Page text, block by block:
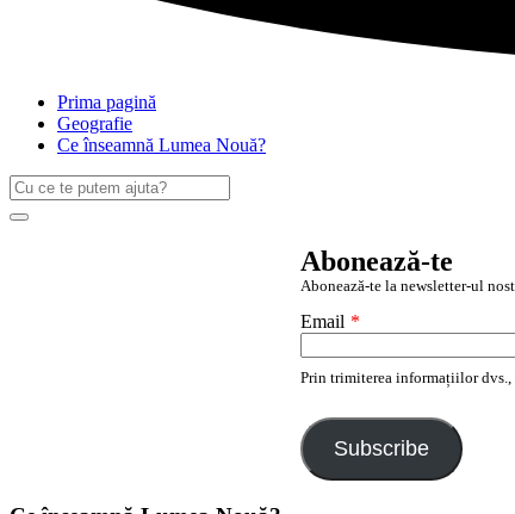
Prima pagină
Geografie
Ce înseamnă Lumea Nouă?
Caută
după:
Search
Abonează-te
Abonează-te la newsletter-ul
Email *
Prin trimiterea informațiilor dvs.,
Subscribe